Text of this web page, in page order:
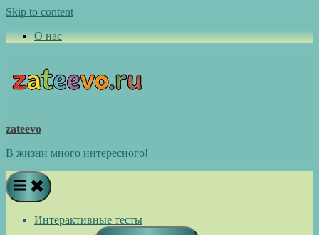
Skip to content
О нас
zateevo
В жизни много интересного!
Интерактивные тесты